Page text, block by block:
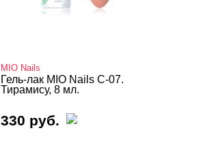
MIO Nails
Гель-лак MIO Nails C-07.
Тирамису, 8 мл.
330 руб.